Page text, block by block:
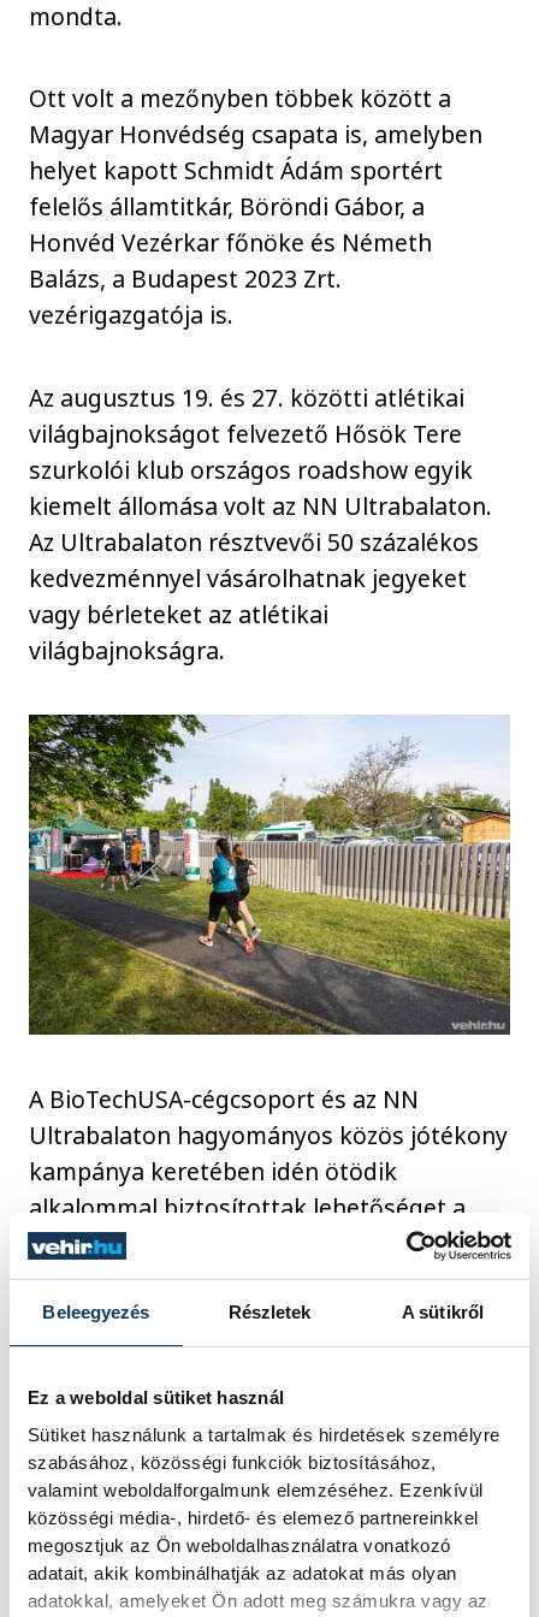
Beleegyezés Részletek A sütikről
Ez a weboldal sütiket használ
Sütiket használunk a tartalmak és hirdetések személyre
szabásához, közösségi funkciók biztosításához,
valamint weboldalforgalmunk elemzéséhez. Ezenkívül
közösségi média-, hirdető- és elemező partnereinkkel
megosztjuk az Ön weboldalhasználatra vonatkozó
adatait, akik kombinálhatják az adatokat más olyan
adatokkal, amelyeket Ön adott meg számukra vagy az
mondta.
Ott volt a mezőnyben többek között a
Magyar Honvédség csapata is, amelyben
helyet kapott Schmidt Ádám sportért
felelős államtitkár, Böröndi Gábor, a
Honvéd Vezérkar főnöke és Németh
Balázs, a Budapest 2023 Zrt.
vezérigazgatója is.
Az augusztus 19. és 27. közötti atlétikai
világbajnokságot felvezető Hősök Tere
szurkolói klub országos roadshow egyik
kiemelt állomása volt az NN Ultrabalaton.
Az Ultrabalaton résztvevői 50 százalékos
kedvezménnyel vásárolhatnak jegyeket
vagy bérleteket az atlétikai
világbajnokságra.
A BioTechUSA-cégcsoport és az NN
Ultrabalaton hagyományos közös jótékony
kampánya keretében idén ötödik
alkalommal biztosítottak lehetőséget a
résztvevők számára, hogy időmérő chipjeik
letéti díját visszaváltás helyett karitatív
célra ajánlhassák fel. Emellett tetszőleges
összeget is adományozhattak, melynek
köszönhetően rekordösszegű, összesen 6
182 500 forintot gyűjtött össze idén a
futóközösség, amit a cégcsoport két
különböző forrásból is kiegészített. Az
étrend-kiegészítő és sportruházat gyártó
és forgalmazó vállalat egyrészről
fogyasztóit is bevonta az adományozásba,